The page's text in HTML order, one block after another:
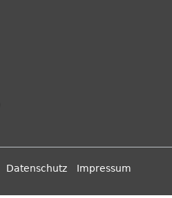
Datenschutz Impressum